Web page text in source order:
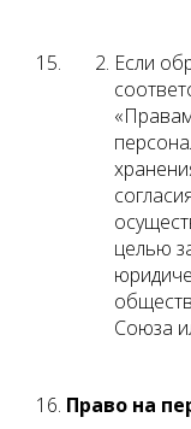
Если
целью
Союза
Право на